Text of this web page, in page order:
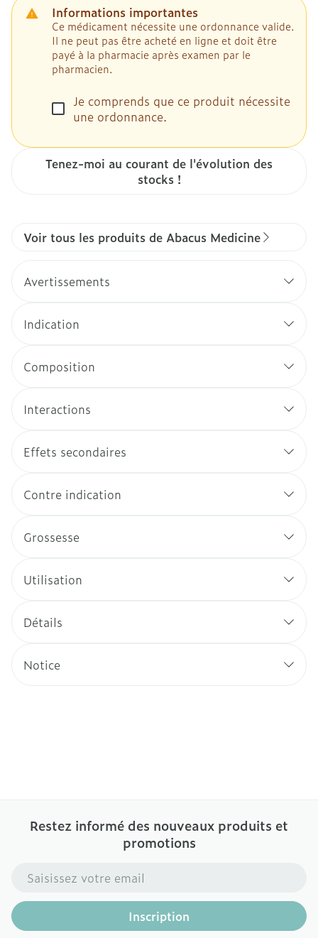
Informations importantes
Ce médicament nécessite une ordonnance valide.
Il ne peut pas être acheté en ligne et doit être
payé à la pharmacie après examen par le
pharmacien.
Je comprends que ce produit nécessite
une ordonnance.
Tenez-moi au courant de l'évolution des
stocks !
Voir tous les produits de Abacus Medicine
Avertissements
Indication
Composition
Interactions
Effets secondaires
Contre indication
Grossesse
Utilisation
Détails
Notice
Restez informé des nouveaux produits et
promotions
Adresse mail
Inscription